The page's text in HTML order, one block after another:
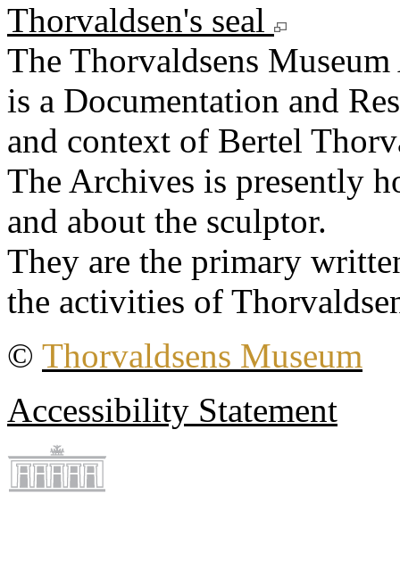
Thorvaldsen's seal
The Thorvaldsens
is a Documentation and
and context of Bertel
The Archives is presently
and about the sculptor.
They are the primary
the activities of
© Thorvaldsens Museum
Accessibility Statement